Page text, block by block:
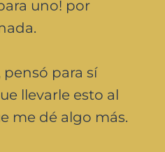
uno! por
para sí
llevarle esto al
me dé algo más.